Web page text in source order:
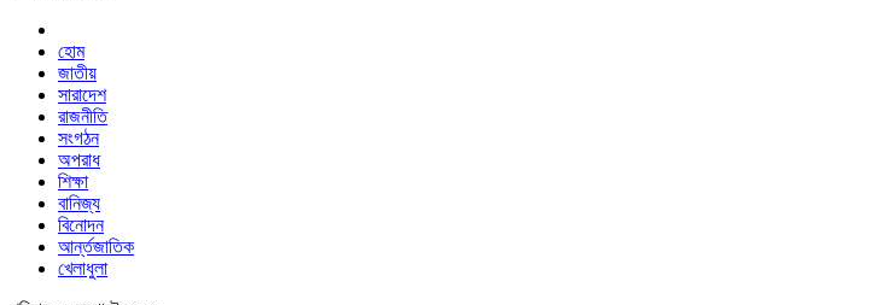
হোম
জাতীয়
সারাদেশ
রাজনীতি
সংগঠন
অপরাধ
শিক্ষা
বানিজ্য
বিনোদন
আর্ন্তজাতিক
খেলাধুলা